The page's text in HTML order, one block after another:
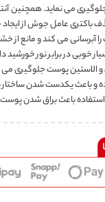
می نماید. همچنین
باکتری عامل جوش از
آبرسانی می کند و مانع از
در برابر نور خورشید
الاستین پوست جلوگیری می
و باعث یکدست شدن
باعث براق شدن